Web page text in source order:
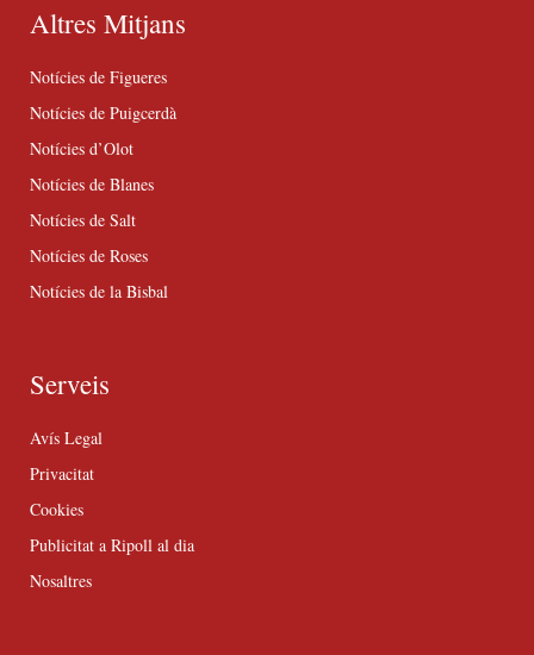
Altres Mitjans
Notícies de Figueres
Notícies de Puigcerdà
Notícies d’Olot
Notícies de Blanes
Notícies de Salt
Notícies de Roses
Notícies de la Bisbal
Serveis
Avís Legal
Privacitat
Cookies
Publicitat a Ripoll al dia
Nosaltres